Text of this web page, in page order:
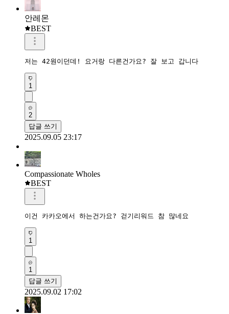
안레몬
BEST
저는 42원이던데! 요거랑 다른건가요? 잘 보고 갑니다
1
2
답글 쓰기
2025.09.05 23:17
Compassionate Wholes
BEST
이건 카카오에서 하는건가요? 걷기리워드 참 많네요
1
1
답글 쓰기
2025.09.02 17:02